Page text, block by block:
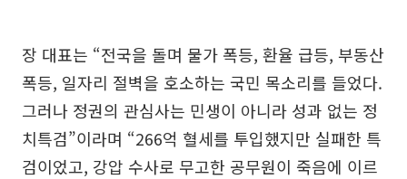
장 대표는 “전국을 돌며 물가 폭등, 환율 급등, 부동산
폭등, 일자리 절벽을 호소하는 국민 목소리를 들었다.
그러나 정권의 관심사는 민생이 아니라 성과 없는 정
치특검”이라며 “266억 혈세를 투입했지만 실패한 특
검이었고, 강압 수사로 무고한 공무원이 죽음에 이르